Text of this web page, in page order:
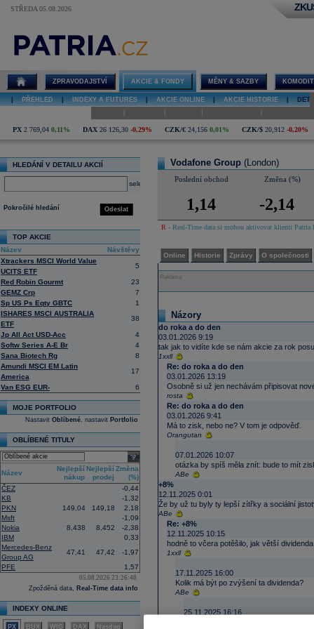
STŘEDA 05.08.2026
Vodafone
Group diskuze
ZPRAVODAJSTVÍ AKCIE & FONDY MĚNY & SAZBY
PŘEHLED INDEXY A FUTURES AKCIE ONLINE AKCIE HISTORIE
PX 2 769,04 0,11% DAX 26 126,30 -0,29% CZK/€ 24,156 0,01% CZK/$ 20,912 -0,20%
HLEDÁNÍ V DETAILU AKCIÍ
select
Odeslat
Pokročilé hledání
TOP AKCIE
Název
Návštěvy
Xtrackers MSCI World Value
UCITS ETF
5
Red Robin Gourmt
23
GEMZ Crp
7
Sp US Ps Eqty GBTC
1
ISHARES MSCI AUSTRALIA
ETF
38
Jp All Act USD-Acc
4
Softw Series A-E Br
4
Sana Biotech Rg
8
Amundi MSCI EM Latin
America
17
Van ESG EUR- 6
MOJE PORTFOLIO
Nastavit Oblíbené, nastavit Portfolio
OBLÍBENÉ TITULY
select
Název
Nejlepší
nákup
Nejlepší
prodej
Změna
(%)
ČEZ
-0,44
KB
-1,32
PKN
149,04 149,18
2,18
Msft
-1,09
Nokia
8,438 8,452
-2,38
IBM
0,33
Mercedes-Benz
Group AG
47,41 47,42
-1,97
PFE
1,57
05.08.2026 23:26:48
Zpožděná data, Real-Time data info
INDEXY ONLINE
PX BUX WIG DAX Nasdaq
Vodafone Group (London)
Poslední obchod Změna (%)
1,14 -2,14
R - Real-Time data si mohou aktivovat klienti
Online Historie Zprávy O společnosti
Reklama
Názory
do roka a do den
03.01.2026 9:19
tak jak to vidíte kde se nám akcie za rok
1xxll
Re: do roka a do den
03.01.2026 13:19
Osobně si už jen nechávám připisovat
rosta
Re: do roka a do den
03.01.2026 9:41
Má to zisk, nebo ne? V tom je odpověď.
Orangutan
07.01.2026 10:07
otázka by spíš měla znít: bude to mít
ABe
+8%
12.11.2025 0:01
Že by už tu byly ty lepší zítřky a sociální
ABe
Re: +8%
12.11.2025 10:15
hodně to včera potěšilo, jak větší
1xxll
17.11.2025 16:00
Kolik má být po zvýšení ta dividenda?
ABe
25.11.2025 16:16